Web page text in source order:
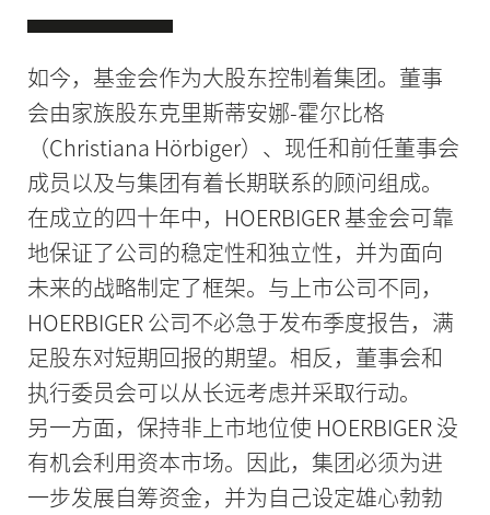
如今，基金会作为大股东控制着集团。董事
会由家族股东克里斯蒂安娜-霍尔比格
（Christiana Hörbiger）、现任和前任董事会
成员以及与集团有着长期联系的顾问组成。
在成立的四十年中，HOERBIGER 基金会可靠
地保证了公司的稳定性和独立性，并为面向
未来的战略制定了框架。与上市公司不同，
HOERBIGER 公司不必急于发布季度报告，满
足股东对短期回报的期望。相反，董事会和
执行委员会可以从长远考虑并采取行动。
另一方面，保持非上市地位使 HOERBIGER 没
有机会利用资本市场。因此，集团必须为进
一步发展自筹资金，并为自己设定雄心勃勃